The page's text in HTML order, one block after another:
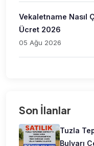
Vekaletname Nasıl
Ücret 2026
05 Ağu 2026
Son İlanlar
Tuzla
Bulvarı